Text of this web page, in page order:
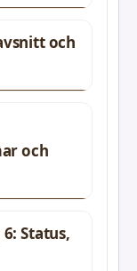
och
och
Status,